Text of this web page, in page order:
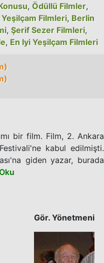
, Ödüllü Filmler,
Yeşilçam Filmleri, Berlin
, Şerif Sezer Filmleri,
, En Iyi Yeşilçam Filmleri
bir film. Film, 2. Ankara
kabul edilmişti.
giden yazar, burada
Gör. Yönetmeni